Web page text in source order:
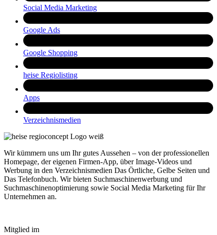
Social Media Marketing
Google Ads
Google Shopping
heise Regiolisting
Apps
Verzeichnismedien
Wir kümmern uns um Ihr gutes Aussehen – von der professionellen
Homepage, der eigenen Firmen-App, über Image-Videos und
Werbung in den Verzeichnismedien Das Örtliche, Gelbe Seiten und
Das Telefonbuch. Wir bieten Suchmaschinenwerbung und
Suchmaschinenoptimierung sowie Social Media Marketing für Ihr
Unternehmen an.
Mitglied im